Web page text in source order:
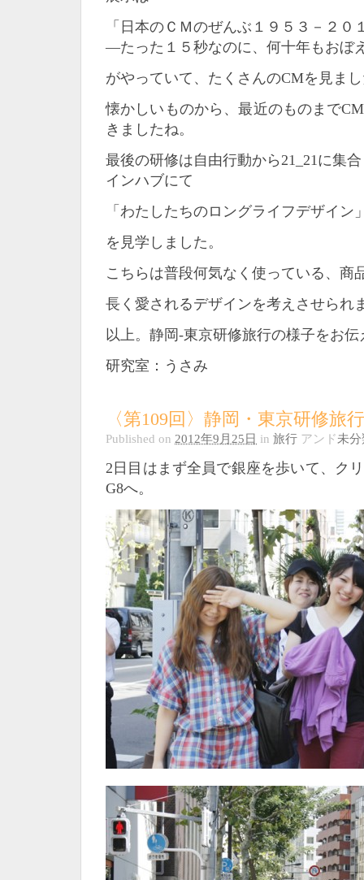
「日本のＣＭのぜんぶ１９５３－２０
―たった１５秒なのに、何十年もおぼ
がやっていて、たくさんのCMを見ま
懐かしいものから、最近のものまで
きましたね。
最後の研修は自由行動から21_21に集
インハブにて
「わたしたちのロングライフデザイン
を見学しました。
こちらは普段何気なく使っている、商
長く愛されるデザインを考えさせられ
以上。静岡-東京研修旅行の様子をお
研究室：うさみ
〈第109回〉静岡・東京研修旅
Published on 2012年9月25日 in 旅行 アンド未分
2日目はまず全員で銀座を歩いて、ク
G8へ。